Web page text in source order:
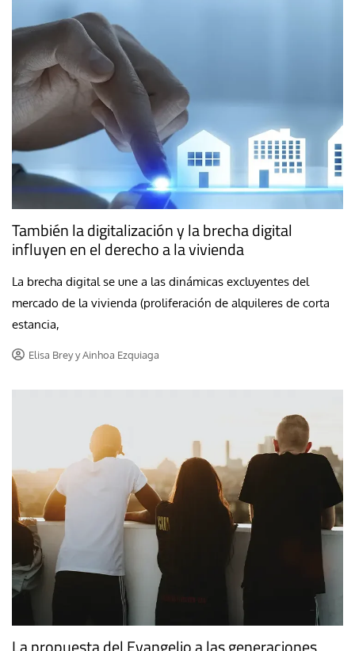
También la digitalización y la brecha digital
influyen en el derecho a la vivienda
La brecha digital se une a las dinámicas excluyentes del
mercado de la vivienda (proliferación de alquileres de corta
estancia,
Elisa Brey y Ainhoa Ezquiaga